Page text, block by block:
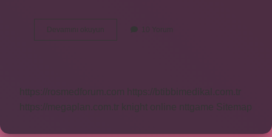
Devamını okuyun
Isa
10 Yorum
https://rosmedforum.com
https://btibbimedikal.com.tr
https://megaplan.com.tr knight online nttgame Sitemap